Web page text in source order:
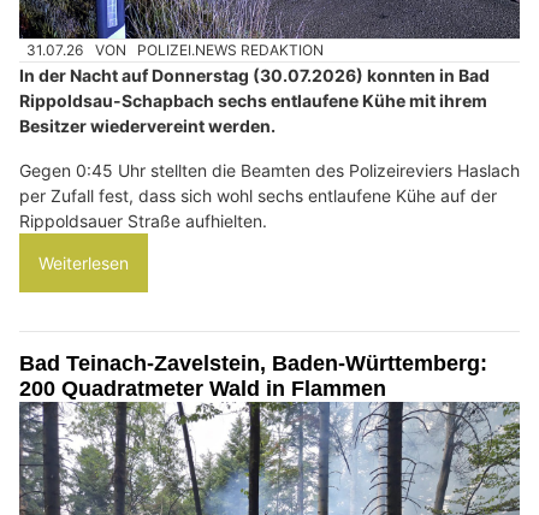
31.07.26 VON POLIZEI.NEWS REDAKTION
In der Nacht auf Donnerstag (30.07.2026) konnten in Bad
Rippoldsau-Schapbach sechs entlaufene Kühe mit ihrem
Besitzer wiedervereint werden.
Gegen 0:45 Uhr stellten die Beamten des Polizeireviers Haslach
per Zufall fest, dass sich wohl sechs entlaufene Kühe auf der
Rippoldsauer Straße aufhielten.
Weiterlesen
Bad Teinach-Zavelstein, Baden-Württemberg:
200 Quadratmeter Wald in Flammen